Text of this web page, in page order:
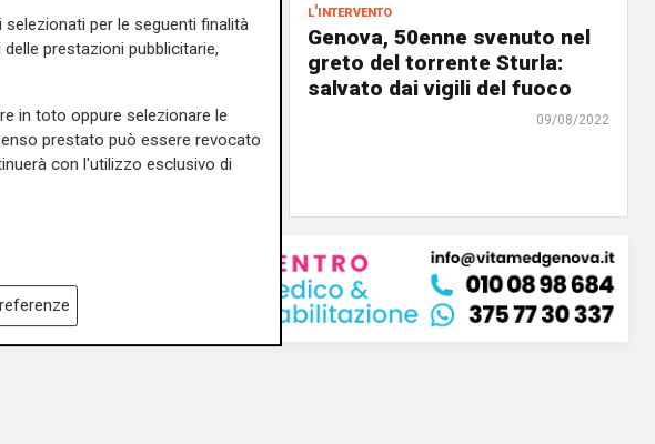
tamponamento fra
e un furgone sul
di coda verso
09/08/2022
l'intervento
Genova, 50enne svenuto nel
greto del torrente Sturla:
salvato dai vigili del fuoco
09/08/2022
per le seguenti finalità
prestazioni pubblicitarie,
in toto oppure selezionare le
prestato può essere revocato
con l'utilizzo esclusivo di